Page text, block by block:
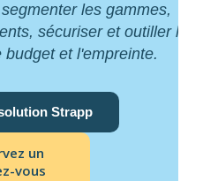
les gammes,
sécuriser et outiller la
budget et l'empreinte.
Strapp
un
vous